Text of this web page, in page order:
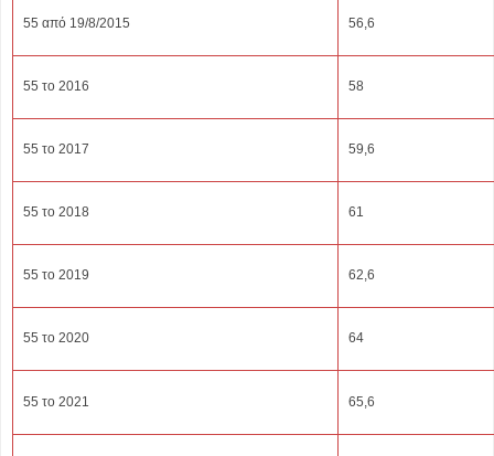
55 από 19/8/2015 56,6
55 το 2016 58
55 το 2017 59,6
55 το 2018 61
55 το 2019 62,6
55 το 2020 64
55 το 2021 65,6